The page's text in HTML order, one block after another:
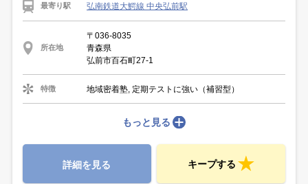
最寄り駅 弘南鉄道大鰐線 中央弘前駅
所在地
〒036-8035
青森県
弘前市百石町27-1
特徴 地域密着塾, 定期テストに強い（補習型）
もっと見る
詳細を見る キープする